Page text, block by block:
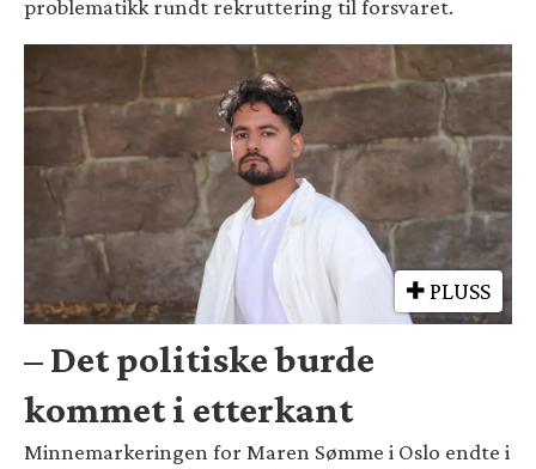
problematikk rundt rekruttering til forsvaret.
PLUSS
– Det politiske burde
kommet i etterkant
Minnemarkeringen for Maren Sømme i Oslo endte i